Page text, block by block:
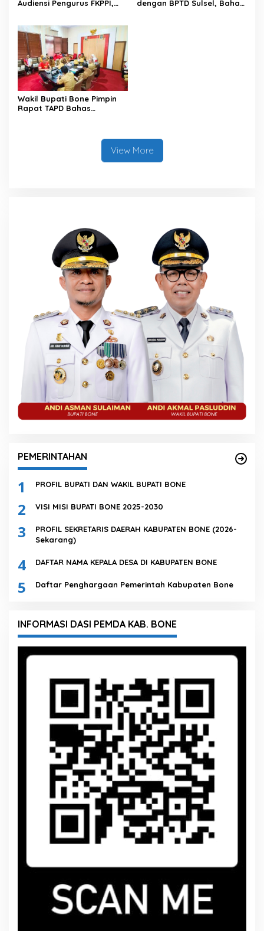
Audiensi Pengurus FKPPI,
ke-81 Kemerdekaan RI
dengan BPTD Sulsel, Bahas
Wakil Bupati Bone Pimpin
Rapat TAPD Bahas
View More
PEMERINTAHAN
1 PROFIL BUPATI DAN WAKIL BUPATI BONE
2 VISI MISI BUPATI BONE 2025-2030
3
PROFIL SEKRETARIS DAERAH KABUPATEN BONE (2026-
Sekarang)
4 DAFTAR NAMA KEPALA DESA DI KABUPATEN BONE
5 Daftar Penghargaan Pemerintah Kabupaten Bone
INFORMASI DASI PEMDA KAB. BONE